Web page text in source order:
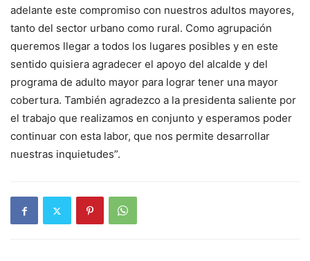
adelante este compromiso con nuestros adultos mayores,
tanto del sector urbano como rural. Como agrupación
queremos llegar a todos los lugares posibles y en este
sentido quisiera agradecer el apoyo del alcalde y del
programa de adulto mayor para lograr tener una mayor
cobertura. También agradezco a la presidenta saliente por
el trabajo que realizamos en conjunto y esperamos poder
continuar con esta labor, que nos permite desarrollar
nuestras inquietudes”.